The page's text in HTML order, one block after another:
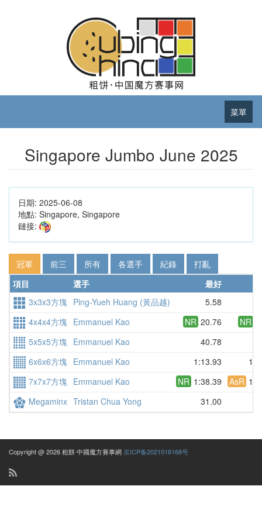
菜單
Singapore Jumbo June 2025
日期: 2025-06-08
地點: Singapore, Singapore
鏈接:
冠軍 前三 所有 各選手 紀錄
打亂
項目
選手 最好
3x3x3方塊 Ping-Yueh Huang (黃品越) 5.58
4x4x4方塊 Emmanuel Kao NR 20.76 NR
5x5x5方塊 Emmanuel Kao 40.78
6x6x6方塊 Emmanuel Kao 1:13.93
7x7x7方塊 Emmanuel Kao NR 1:38.39 AsR
Megaminx Tristan Chua Yong 31.00
Copyright @ 2026 粗餅·中國魔方賽事網京ICP备2021016168号